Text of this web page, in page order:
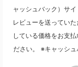
ャッシュバック）サ
レビューを送ってい
している価格をお支
ださい。 ※キャッシ